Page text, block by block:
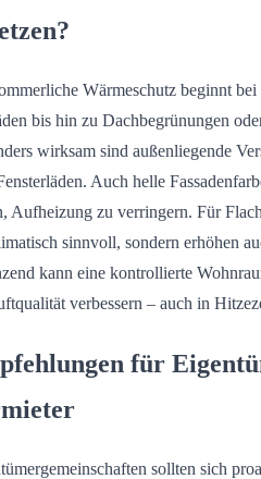
Wärmeschutz beginnt bei
bis hin zu Dachbegrünungen
wirksam sind außenliegende
Auch helle
Aufheizung zu verringern. Für
sinnvoll, sondern erhöhen
kann eine kontrollierte
verbessern – auch in
für
sollten sich